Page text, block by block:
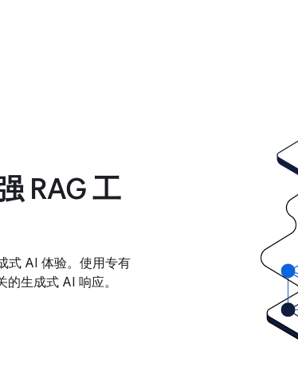
RAG 工
式 AI 体验。使用专有
生成式 AI 响应。